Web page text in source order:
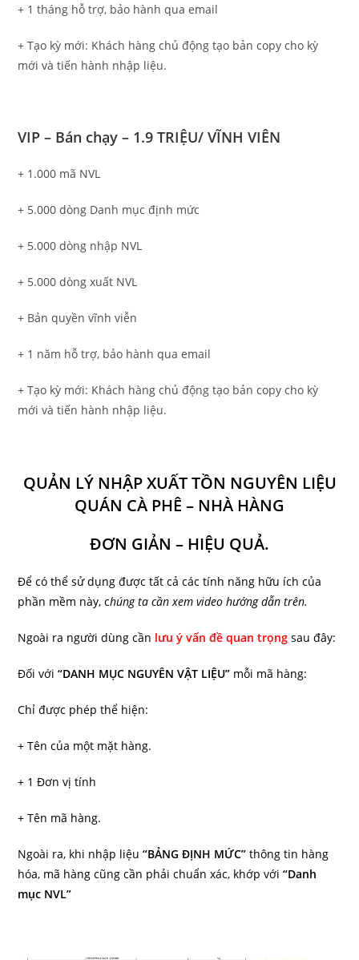
+ 1 tháng hỗ trợ, bảo hành qua email
+ Tạo kỳ mới: Khách hàng chủ động tạo bản copy cho kỳ
mới và tiến hành nhập liệu.
VIP – Bán chạy – 1.9 TRIỆU/ VĨNH VIÊN
+ 1.000 mã NVL
+ 5.000 dòng Danh mục định mức
+ 5.000 dòng nhập NVL
+ 5.000 dòng xuất NVL
+ Bản quyền vĩnh viễn
+ 1 năm hỗ trợ, bảo hành qua email
+ Tạo kỳ mới: Khách hàng chủ động tạo bản copy cho kỳ
mới và tiến hành nhập liệu.
QUẢN LÝ NHẬP XUẤT TỒN NGUYÊN LIỆU
QUÁN CÀ PHÊ – NHÀ HÀNG
ĐƠN GIẢN – HIỆU QUẢ.
Để có thể sử dụng được tất cả các tính năng hữu ích của
phần mềm này, chúng ta cần xem video hướng dẫn trên.
Ngoài ra người dùng cần lưu ý vấn đề quan trọng sau đây:
Đối với“DANH MỤC NGUYÊN VẬT LIỆU” mỗi mã hàng:
Chỉ được phép thể hiện:
+ Tên của một mặt hàng.
+ 1 Đơn vị tính
+ Tên mã hàng.
Ngoài ra, khi nhập liệu“BẢNG ĐỊNH MỨC” thông tin hàng
hóa, mã hàng cũng cần phải chuẩn xác, khớp với“Danh
mục NVL”